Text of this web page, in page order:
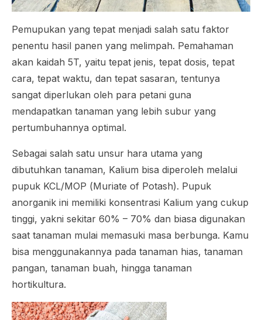
Pemupukan yang tepat menjadi salah satu faktor
penentu hasil panen yang melimpah. Pemahaman
akan kaidah 5T, yaitu tepat jenis, tepat dosis, tepat
cara, tepat waktu, dan tepat sasaran, tentunya
sangat diperlukan oleh para petani guna
mendapatkan tanaman yang lebih subur yang
pertumbuhannya optimal.
Sebagai salah satu unsur hara utama yang
dibutuhkan tanaman, Kalium bisa diperoleh melalui
pupuk KCL/MOP (Muriate of Potash). Pupuk
anorganik ini memiliki konsentrasi Kalium yang cukup
tinggi, yakni sekitar 60% – 70% dan biasa digunakan
saat tanaman mulai memasuki masa berbunga. Kamu
bisa menggunakannya pada tanaman hias, tanaman
pangan, tanaman buah, hingga tanaman
hortikultura.